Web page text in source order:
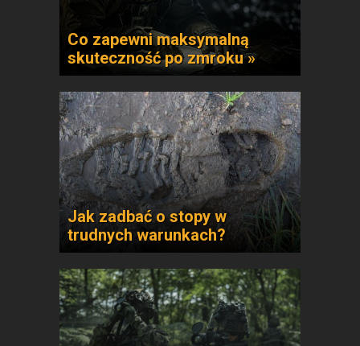
Co zapewni maksymalną
skuteczność po zmroku »
Jak zadbać o stopy w
trudnych warunkach?